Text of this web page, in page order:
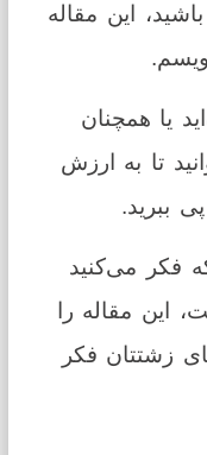
این مقاله
یا همچنان
تا به ارزش
ببرید.
فکر می‌کنید
مقاله را
زشتتان فکر